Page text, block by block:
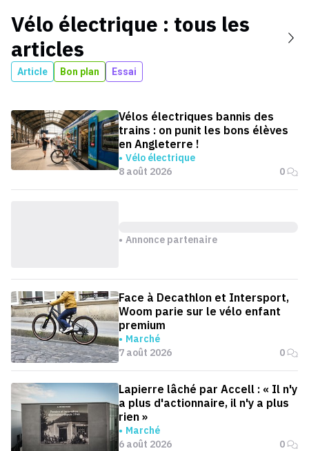
Vélo électrique : tous les
articles
Article Bon plan Essai
Vélos électriques bannis des
trains : on punit les bons élèves
en Angleterre !
Vélo électrique
8 août 2026
0
Annonce partenaire
Face à Decathlon et Intersport,
Woom parie sur le vélo enfant
premium
Marché
7 août 2026
0
Lapierre lâché par Accell : « Il n'y
a plus d'actionnaire, il n'y a plus
rien »
Marché
6 août 2026
0